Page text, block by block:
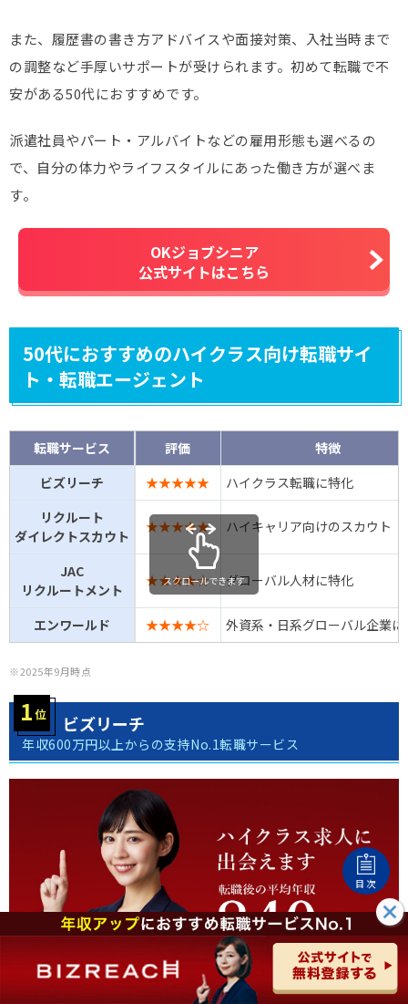
また、履歴書の書き方アドバイスや面接対策、入社当時まで
の調整など手厚いサポートが受けられます。初めて転職で不
安がある50代におすすめです。
派遣社員やパート・アルバイトなどの雇用形態も選べるの
で、自分の体力やライフスタイルにあった働き方が選べま
す。
OKジョブシニア
公式サイトはこちら
50代におすすめのハイクラス向け転職サイ
ト・転職エージェント
転職サービス 評価
特徴
ビズリーチ
★★★★★
ハイクラス転職に特化
リクルート
ダイレクトスカウト
★★★★★ ハイキャリア向けのスカウト
JAC
リクルートメント
★★★★☆ グローバル人材に特化
エンワールド ★★★★☆ 外資系・日系グローバル企業に
スクロールできます
※2025年9月時点
ビズリーチ
年収600万円以上からの支持No.1転職サービス
目次